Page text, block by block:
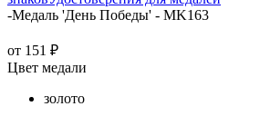
-Медаль 'День Победы' - MK163
от 151 ₽
Цвет медали
золото